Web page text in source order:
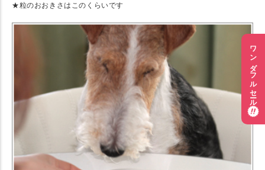
★粒のおおきさはこのくらいです
ワンダフルセール